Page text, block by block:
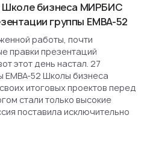
Школе бизнеса МИРБИС
группы EMBA-52
работы, почти
правки презентаций
этот день настал. 27
EMBA-52 Школы бизнеса
итоговых проектов перед
стали только высокие
поставила исключительно